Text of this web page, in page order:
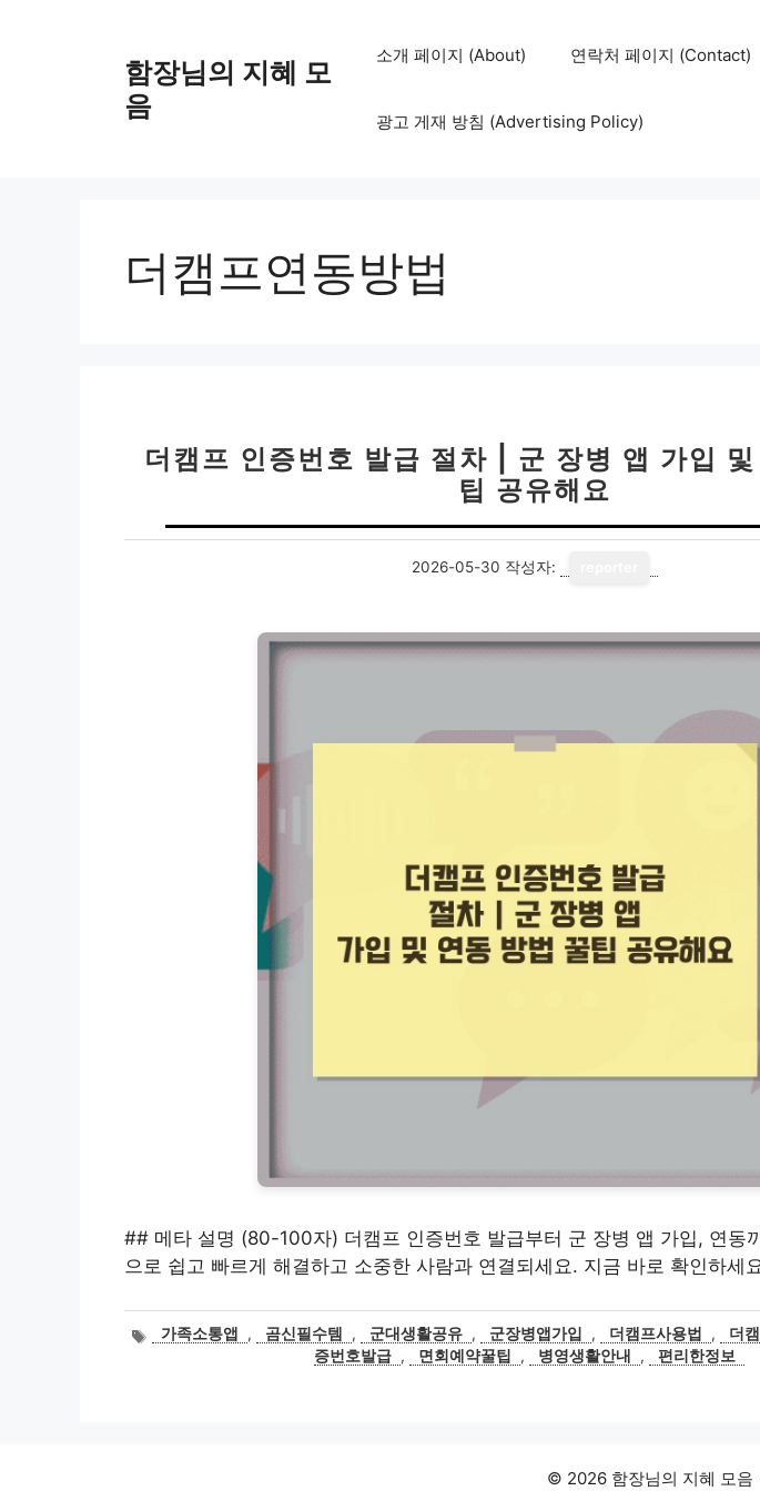
함장님의 지혜 모
음
소개 페이지 (About) 연락처 페이지 (Contact)
광고 게재 방침 (Advertising Policy)
더캠프연동방법
더캠프 인증번호 발급 절차 | 군 장병 앱 가입
팁 공유해요
2026-05-30 작성자:
## 메타 설명 (80-100자) 더캠프 인증번호 발급부터 군 장병 앱 가입, 연동
으로 쉽고 빠르게 해결하고 소중한 사람과 연결되세요. 지금 바로 확인하세
태가족소통앱 , 곰신필수템 , 군대생활공유 , 군장병앱가입 , 더캠프사용법 , 더
증번호발급 , 면회예약꿀팁 , 병영생활안내 , 편리한정보
© 2026 함장님의 지혜 모음